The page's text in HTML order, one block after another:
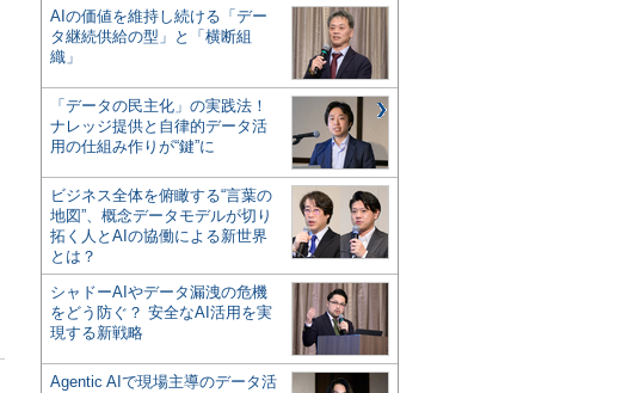
AIの価値を維持し続ける「デー
タ継続供給の型」と「横断組
織」
「データの民主化」の実践法！
ナレッジ提供と自律的データ活
用の仕組み作りが“鍵”に
ビジネス全体を俯瞰する“言葉の
地図”、概念データモデルが切り
拓く人とAIの協働による新世界
とは？
シャドーAIやデータ漏洩の危機
をどう防ぐ？ 安全なAI活用を実
現する新戦略
Agentic AIで現場主導のデータ活